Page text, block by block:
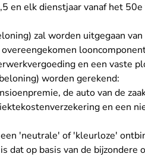
en elk dienstjaar vanaf het
zal worden uitgegaan
en een vaste
worden gerekend:
de auto van de
en een
'neutrale' of 'kleurloze'
dat op basis van de